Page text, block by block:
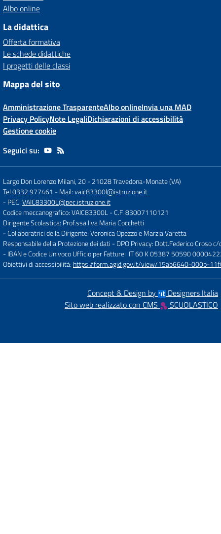
Albo online
La didattica
Offerta formativa
Le schede didattiche
I progetti delle classi
Mappa del sito
Amministrazione TrasparenteAlbo onlineInvia una MAD
Privacy PolicyNote LegaliDichiarazioni di accessibilità
Gestione cookie
Seguici su:
Largo Don Lorenzo Milani, 20-21028 Travedona-Monate (VA)
Tel 0332 977461 - Mail:vaic83300l@istruzione.it
- PEC:VAIC83300L@pec.istruzione.it
Codice meccanografico: VAIC83300L- C.F. 83007110121
Dirigente Scolastica: Prof.ssa Ilva Maria Cocchetti
- Collaboratrici della Dirigente: Veronica Opezzo e Marzia Varetta
Responsabile della Protezione dei dati - DPO Privacy: Dott.Federico Croso
- IBAN e Codice Univoco Ufficio per Fatture: IT 60 K 05387 50590
Obiettivi di accessibilità: https://form.agid.gov.it/view/15ab6640-000b-
Concept & Design by
Designers Italia
Sito web realizzato con CMS
SCUOLASTICO